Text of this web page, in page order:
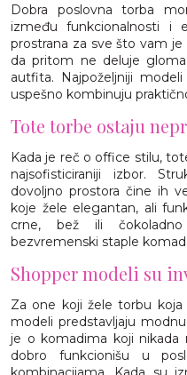
Dobra poslovna torba
između funkcionalnosti i
prostrana za sve što vam
da pritom ne deluje
autfita. Najpoželjniji
uspešno kombinuju
Tote torbe ostaju
Kada je reč o office stilu,
najsofisticiraniji izbor.
dovoljno prostora čine ih
koje žele elegantan, ali
crne, bež ili
bezvremenski staple komad.
Shopper modeli su
Za one koji žele torbu
modeli predstavljaju
je o komadima koji
dobro funkcionišu u